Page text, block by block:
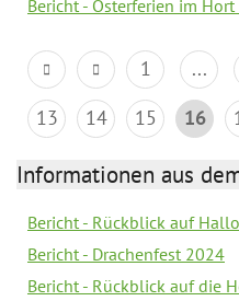
Bericht - Osterferien im Hort
1 ...
13
14 15 16
Informationen aus
Bericht - Rückblick auf
Bericht - Drachenfest 2024
Bericht - Rückblick auf die